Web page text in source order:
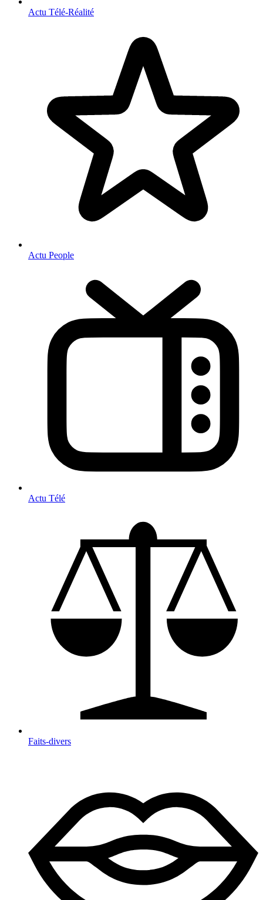
Actu Télé-Réalité
Actu People
Actu Télé
Faits-divers